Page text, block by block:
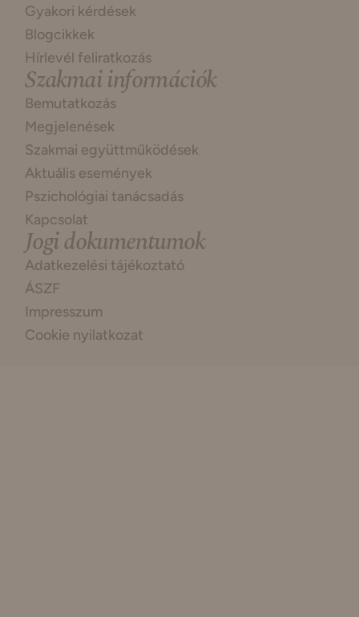
Gyakori kérdések
Blogcikkek
Hírlevél feliratkozás
Szakmai információk
Bemutatkozás
Megjelenések
Szakmai együttműködések
Aktuális események
Pszichológiai tanácsadás
Kapcsolat
Jogi dokumentumok
Adatkezelési tájékoztató
ÁSZF
Impresszum
Cookie nyilatkozat